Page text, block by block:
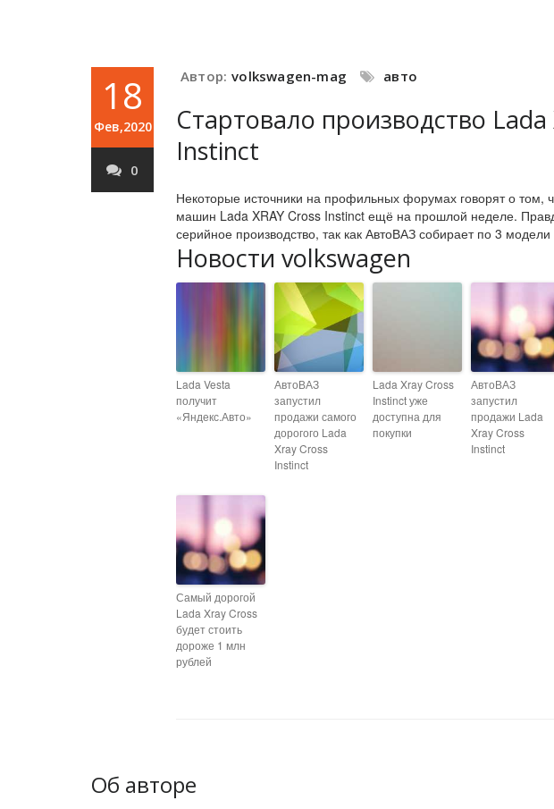
18
Фев,2020
0
Автор: volkswagen-mag авто
Стартовало производство Lada
Instinct
Некоторые источники на профильных форумах говорят о том,
машин Lada XRAY Cross Instinct ещё на прошлой неделе.
серийное производство, так как АвтоВАЗ собирает по 3
Новости volkswagen
Lada Vesta
получит
«Яндекс.Авто»
АвтоВАЗ
запустил
продажи самого
дорогого Lada
Xray Cross
Instinct
Lada Xray Cross
Instinct уже
доступна для
покупки
АвтоВАЗ
запустил
продажи Lada
Xray Cross
Instinct
Самый дорогой
Lada Xray Cross
будет стоить
дороже 1 млн
рублей
Об авторе